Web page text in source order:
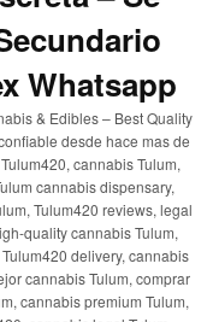
Whatsapp
& Edibles – Best Quality
desde hace mas de
cannabis Tulum,
cannabis dispensary,
Tulum420 reviews, legal
quality cannabis Tulum,
delivery, cannabis
cannabis Tulum, comprar
cannabis premium Tulum,